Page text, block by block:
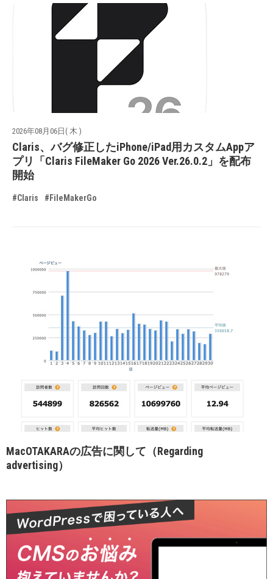
2026年08月06日( 木 )
Claris、バグ修正したiPhone/iPad用カスタムAppア
プリ「Claris FileMaker Go 2026 Ver.26.0.2」を配布
開始
#Claris #FileMakerGo
MacOTAKARAの広告に関して（Regarding
advertising）